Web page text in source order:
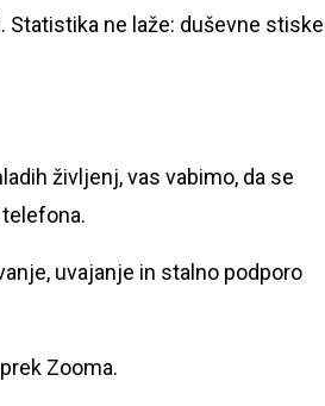
ne laže: duševne stiske
življenj, vas vabimo, da se
uvajanje in stalno podporo
Zooma.